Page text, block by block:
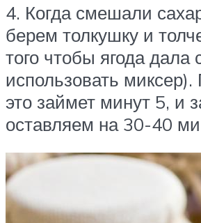
4. Когда смешали
берем толкушку и
того чтобы ягода дала
использовать
это займет минут 5, и
оставляем на 30-40